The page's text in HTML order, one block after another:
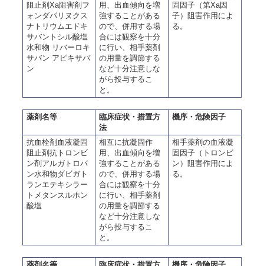
阻止剤Xa阻害剤フ
ォンダパリヌクス
ナトリウムエドキ
サバントシル酸塩
水和物 リバーロキ
サバン アピキサバ
ン
用、出血傾向を増
強することがある
ので、併用する場
合には観察を十分
に行い、相手薬剤
の用量を調節する
など十分注意しな
がら投与するこ
と。
固因子（第Xa因
子）阻害作用によ
る。
薬剤名等
臨床症状・措置方
法
機序・危険因子
抗血栓剤血液凝固
阻止剤抗トロンビ
ン剤アルガトロバ
ン水和物ダビガト
ランエテキシラー
トメタンスルホン
酸塩
相互に抗凝固作
用、出血傾向を増
強することがある
ので、併用する場
合には観察を十分
に行い、相手薬剤
の用量を調節する
など十分注意しな
がら投与するこ
と。
相手薬剤の血液凝
固因子（トロンビ
ン）阻害作用によ
る。